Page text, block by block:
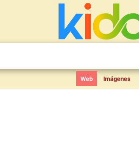
Web Imágenes